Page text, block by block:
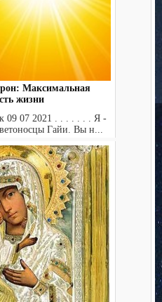
Максимальная
жизни
09 07 2021 . . . . . . . Я -
Гайи. Вы н...